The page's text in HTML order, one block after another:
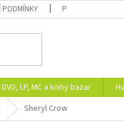
PODMÍNKY PODMÍNKY
LP, MC a knihy bazar
Sheryl Crow